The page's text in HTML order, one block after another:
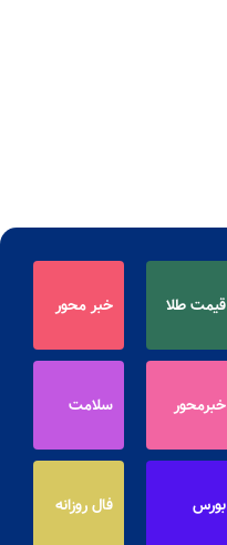
قیمت طلا خبر محور
خبرمحور سلامت
بورس فال روزانه